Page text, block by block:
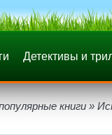
Детективы и
книги »